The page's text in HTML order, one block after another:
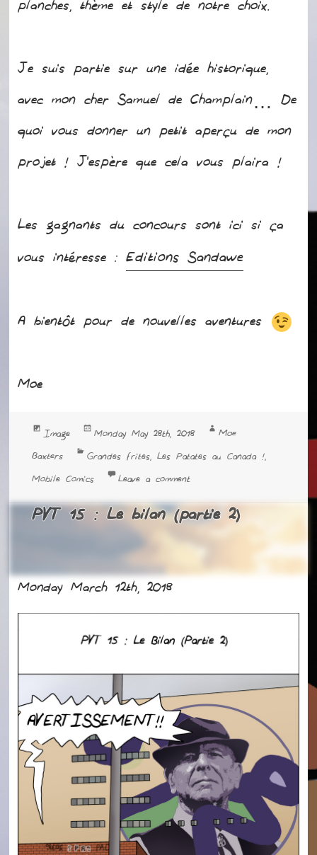
planches, thème et style de notre choix.
Je suis partie sur une idée historique,
avec mon cher Samuel de Champlain… De
quoi vous donner un petit aperçu de mon
projet ! J’espère que cela vous plaira !
Les gagnants du concours sont ici si ça
vous intéresse :Editions Sandawe
A bientôt pour de nouvelles aventures
Moe
Format
Image
Posted
Monday May 28th, 2018 Author
Moe
Baxters
Categories
Grandes frites,Les Patates au Canada !,
Mobile Comics Leave a commenton Qu’est-ce que cela fait
PVT 15 : Le bilan (partie 2)
Monday March 12th, 2018